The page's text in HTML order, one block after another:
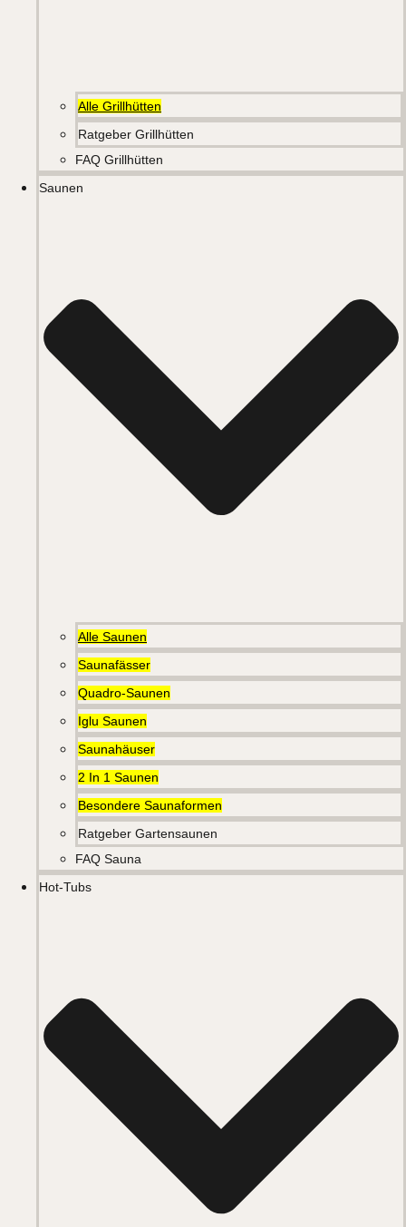
Alle Grillhütten
Ratgeber Grillhütten
FAQ Grillhütten
Saunen
Alle Saunen
Saunafässer
Quadro-Saunen
Iglu Saunen
Saunahäuser
2 In 1 Saunen
Besondere Saunaformen
Ratgeber Gartensaunen
FAQ Sauna
Hot-Tubs